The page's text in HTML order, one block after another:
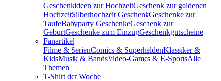
Geschenkideen zur HochzeitGeschenk zur goldenen
HochzeitSilberhochzeit GeschenkGeschenke zur
TaufeBabyparty GeschenkeGeschenk zur
GeburtGeschenke zum EinzugGeschenkgutscheine
Fanartikel
Filme & SerienComics & SuperheldenKlassiker &
KidsMusik & BandsVideo-Games & E-SportsAlle
Themen
T-Shirt der Woche